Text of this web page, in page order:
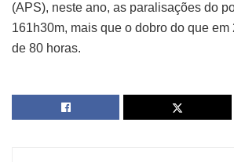
(APS), neste ano, as paralisações do
161h30m, mais que o dobro do que em
de 80 horas.